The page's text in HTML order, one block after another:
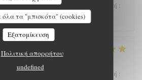
όλα τα "μπισκότα" (cookies)
Εξατομίκευση
Πολιτική απορρήτου
undefined
:5/5 Μενού:3 Ποιότητα / Τιμή :
:5/5 Μενού Ποιότητα / Τιμή :